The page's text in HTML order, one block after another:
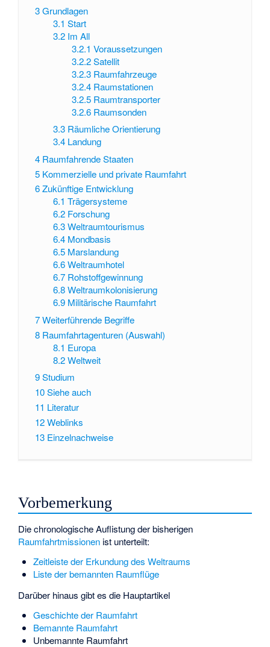
3Grundlagen
3.1 Start
3.2 Im All
3.2.1 Voraussetzungen
3.2.2 Satellit
3.2.3 Raumfahrzeuge
3.2.4 Raumstationen
3.2.5 Raumtransporter
3.2.6 Raumsonden
3.3 Räumliche Orientierung
3.4 Landung
4 Raumfahrende Staaten
5 Kommerzielle und private Raumfahrt
6Zukünftige Entwicklung
6.1 Trägersysteme
6.2 Forschung
6.3 Weltraumtourismus
6.4 Mondbasis
6.5 Marslandung
6.6 Weltraumhotel
6.7 Rohstoffgewinnung
6.8 Weltraumkolonisierung
6.9 Militärische Raumfahrt
7Weiterführende Begriffe
8 Raumfahrtagenturen (Auswahl)
8.1 Europa
8.2 Weltweit
9Studium
10Siehe auch
11 Literatur
12Weblinks
13 Einzelnachweise
Vorbemerkung
Die chronologische Auflistung der bisherigen
Raumfahrtmissionen ist unterteilt:
Zeitleiste der Erkundung des Weltraums
Liste der bemannten Raumflüge
Darüber hinaus gibt es die Hauptartikel
Geschichte der Raumfahrt
Bemannte Raumfahrt
Unbemannte Raumfahrt